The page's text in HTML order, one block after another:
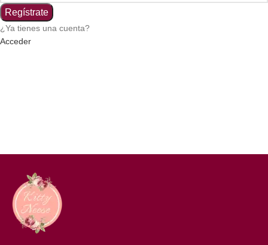
Regístrate
¿Ya tienes una cuenta?
Acceder